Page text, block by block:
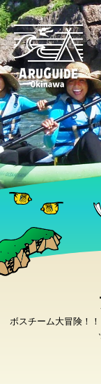
ボスチーム大冒険！